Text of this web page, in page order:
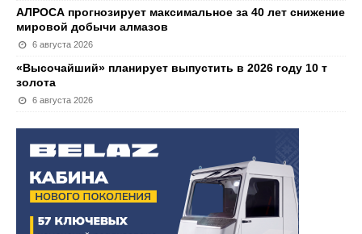
АЛРОСА прогнозирует максимальное за 40 лет снижение
мировой добычи алмазов
6 августа 2026
«Высочайший» планирует выпустить в 2026 году 10 т
золота
6 августа 2026